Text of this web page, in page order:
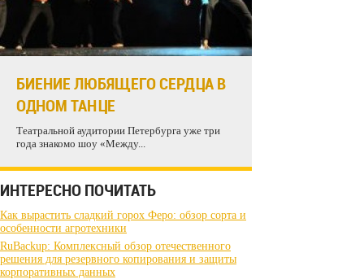
БИЕНИЕ ЛЮБЯЩЕГО СЕРДЦА В
ОДНОМ ТАНЦЕ
Театральной аудитории Петербурга уже три
года знакомо шоу «Между...
ИНТЕРЕСНО ПОЧИТАТЬ
Как вырастить сладкий горох Феро: обзор сорта и
особенности агротехники
RuBackup: Комплексный обзор отечественного
решения для резервного копирования и защиты
корпоративных данных